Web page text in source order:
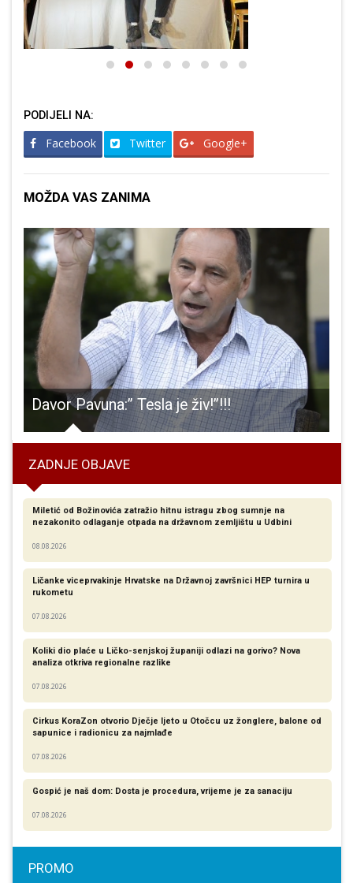
PODIJELI NA:
Facebook Twitter Google+
MOŽDA VAS ZANIMA
Davor Pavuna:” Tesla je živ!”!!!
ZADNJE OBJAVE
Miletić od Božinovića zatražio hitnu istragu zbog sumnje na
nezakonito odlaganje otpada na državnom zemljištu u Udbini
08.08.2026
Ličanke viceprvakinje Hrvatske na Državnoj završnici HEP turnira u
rukometu
07.08.2026
Koliki dio plaće u Ličko-senjskoj županiji odlazi na gorivo? Nova
analiza otkriva regionalne razlike​
07.08.2026
Cirkus KoraZon otvorio Dječje ljeto u Otočcu uz žonglere, balone od
sapunice i radionicu za najmlađe
07.08.2026
Gospić je naš dom: Dosta je procedura, vrijeme je za sanaciju
07.08.2026
PROMO